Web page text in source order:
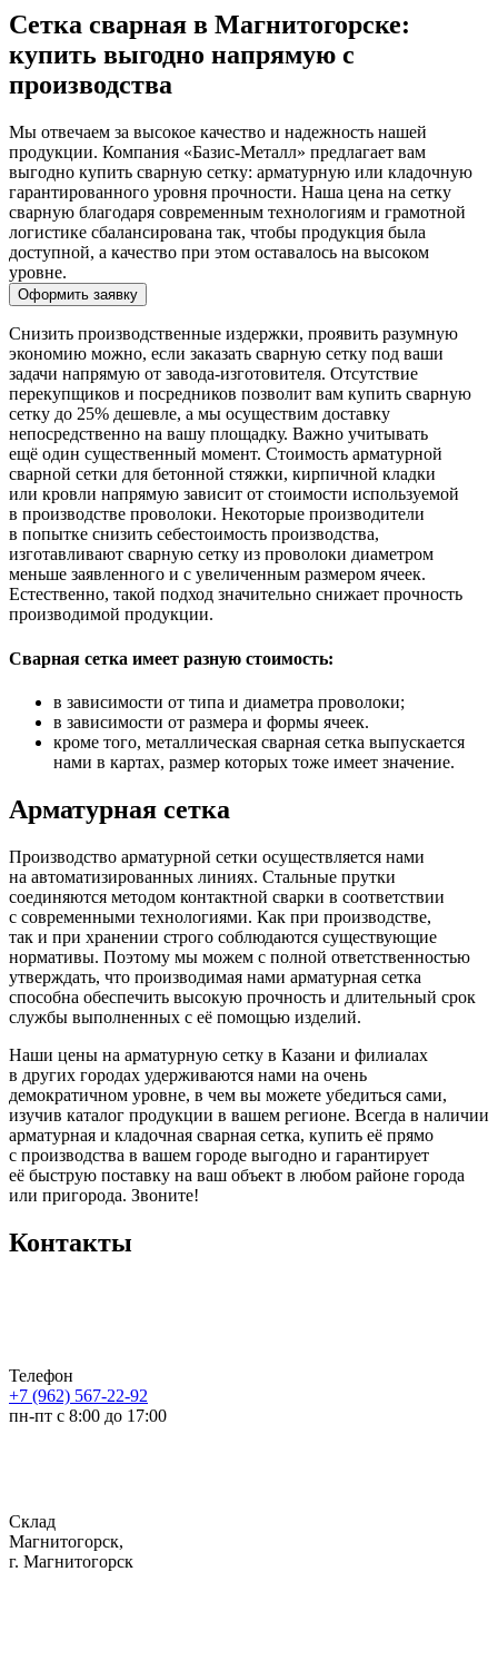
Сетка сварная в Магнитогорске:
купить выгодно напрямую с
производства
Мы отвечаем за высокое качество и надежность нашей
продукции. Компания «Базис-Металл» предлагает вам
выгодно купить сварную сетку: арматурную или кладочную
гарантированного уровня прочности. Наша цена на сетку
сварную благодаря современным технологиям и грамотной
логистике сбалансирована так, чтобы продукция была
доступной, а качество при этом оставалось на высоком
уровне.
Оформить заявку
Снизить производственные издержки, проявить разумную
экономию можно, если заказать сварную сетку под ваши
задачи напрямую от завода-изготовителя. Отсутствие
перекупщиков и посредников позволит вам купить сварную
сетку до 25% дешевле, а мы осуществим доставку
непосредственно на вашу площадку. Важно учитывать
ещё один существенный момент. Стоимость арматурной
сварной сетки для бетонной стяжки, кирпичной кладки
или кровли напрямую зависит от стоимости используемой
в производстве проволоки. Некоторые производители
в попытке снизить себестоимость производства,
изготавливают сварную сетку из проволоки диаметром
меньше заявленного и с увеличенным размером ячеек.
Естественно, такой подход значительно снижает прочность
производимой продукции.
Сварная сетка имеет разную стоимость:
в зависимости от типа и диаметра проволоки;
в зависимости от размера и формы ячеек.
кроме того, металлическая сварная сетка выпускается
нами в картах, размер которых тоже имеет значение.
Арматурная сетка
Производство арматурной сетки осуществляется нами
на автоматизированных линиях. Стальные прутки
соединяются методом контактной сварки в соответствии
с современными технологиями. Как при производстве,
так и при хранении строго соблюдаются существующие
нормативы. Поэтому мы можем с полной ответственностью
утверждать, что производимая нами арматурная сетка
способна обеспечить высокую прочность и длительный срок
службы выполненных с её помощью изделий.
Наши цены на арматурную сетку в Казани и филиалах
в других городах удерживаются нами на очень
демократичном уровне, в чем вы можете убедиться сами,
изучив каталог продукции в вашем регионе. Всегда в наличии
арматурная и кладочная сварная сетка, купить её прямо
с производства в вашем городе выгодно и гарантирует
её быструю поставку на ваш объект в любом районе города
или пригорода. Звоните!
Контакты
Телефон
+7 (962) 567-22-92
пн-пт с 8:00 до 17:00
Склад
Магнитогорск,
г. Магнитогорск